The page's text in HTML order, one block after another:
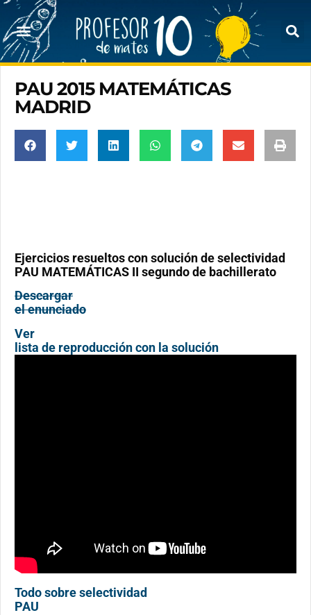
PAU 2015 MATEMÁTICAS
MADRID
Ejercicios resueltos con solución de selectividad
PAU MATEMÁTICAS II segundo de bachillerato
Descargar
el enunciado
Ver
lista de reproducción con la solución
Todo sobre selectividad
PAU